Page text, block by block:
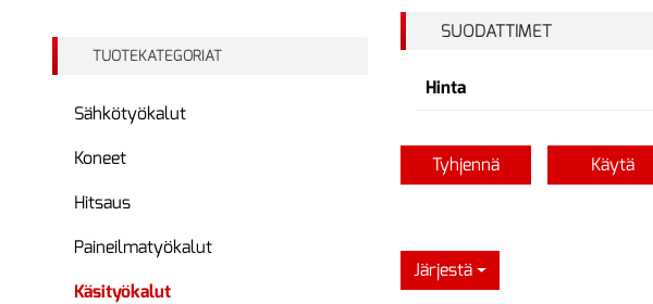
TUOTEKATEGORIAT
Sähkötyökalut
Koneet
Hitsaus
Paineilmatyökalut
Käsityökalut
SUODATTIMET
Hinta
Tyhjennä Käytä
Järjestä